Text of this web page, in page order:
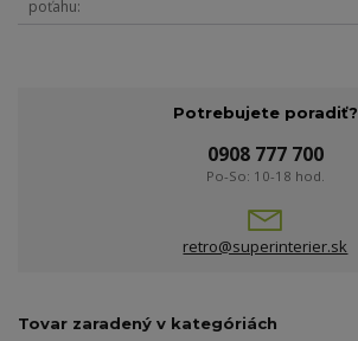
poťahu
Potrebujete poradiť?
0908 777 700
Po-So: 10-18 hod.
retro@superinterier.sk
Tovar zaradený v kategóriách